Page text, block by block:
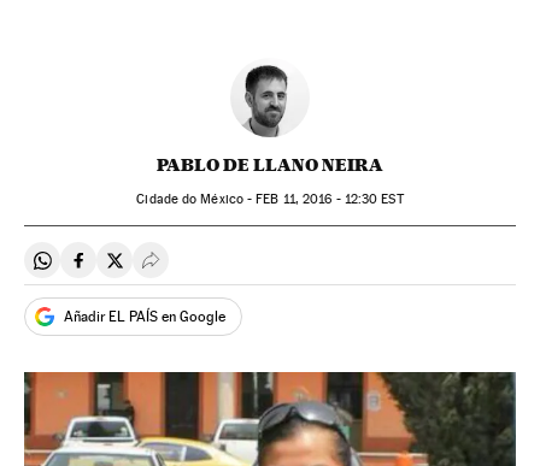
PABLO DE LLANO NEIRA
Cidade do México -FEB 11, 2016 - 12:30 EST
Compartir en Whatsapp
Compartir en Facebook
Compartir en Twitter
Desplegar Redes Sociales
Añadir EL PAÍS en Google